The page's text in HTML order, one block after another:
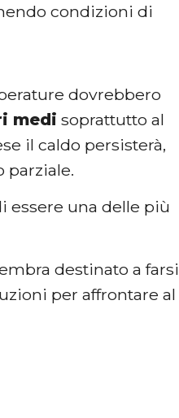
condizioni di
dovrebbero
medi soprattutto al
il caldo persisterà,
parziale.
essere una delle più
destinato a farsi
per affrontare al